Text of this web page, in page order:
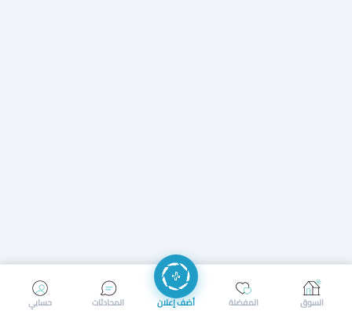
إرسال رسالة إجراء مكالمة
حسابي المحادثات أضف إعلان المفضلة السوق